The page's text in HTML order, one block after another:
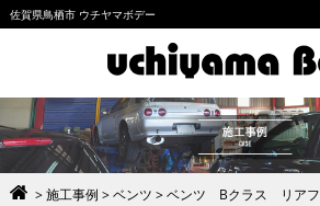
佐賀県鳥栖市 ウチヤマボデー
>施工事例 >ベンツ >ベンツ Bクラス リア